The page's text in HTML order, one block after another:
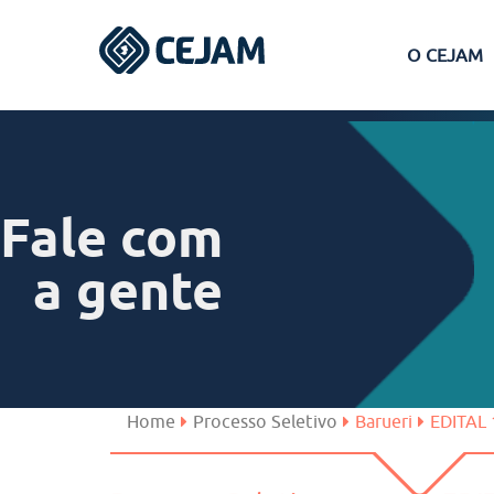
O CEJAM
Ferraz de Vasconcelos
São José dos Campos
Fale com
a gente
Home Processo Seletivo Barueri EDITAL